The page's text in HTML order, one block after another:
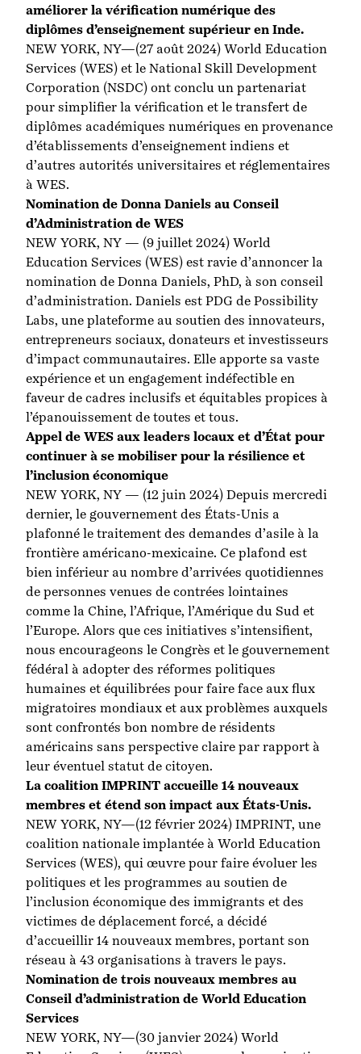
améliorer la vérification numérique des
diplômes d’enseignement supérieur en Inde.
NEW YORK, NY—(27 août 2024) World Education
Services (WES) et le National Skill Development
Corporation (NSDC) ont conclu un partenariat
pour simplifier la vérification et le transfert de
diplômes académiques numériques en provenance
d’établissements d’enseignement indiens et
d’autres autorités universitaires et réglementaires
à WES.
Nomination de Donna Daniels au Conseil
d’Administration de WES
NEW YORK, NY — (9 juillet 2024) World
Education Services (WES) est ravie d’annoncer la
nomination de Donna Daniels, PhD, à son conseil
d’administration. Daniels est PDG de Possibility
Labs, une plateforme au soutien des innovateurs,
entrepreneurs sociaux, donateurs et investisseurs
d’impact communautaires. Elle apporte sa vaste
expérience et un engagement indéfectible en
faveur de cadres inclusifs et équitables propices à
l’épanouissement de toutes et tous.
Appel de WES aux leaders locaux et d’État pour
continuer à se mobiliser pour la résilience et
l’inclusion économique
NEW YORK, NY — (12 juin 2024) Depuis mercredi
dernier, le gouvernement des États-Unis a
plafonné le traitement des demandes d’asile à la
frontière américano-mexicaine. Ce plafond est
bien inférieur au nombre d’arrivées quotidiennes
de personnes venues de contrées lointaines
comme la Chine, l’Afrique, l’Amérique du Sud et
l’Europe. Alors que ces initiatives s’intensifient,
nous encourageons le Congrès et le gouvernement
fédéral à adopter des réformes politiques
humaines et équilibrées pour faire face aux flux
migratoires mondiaux et aux problèmes auxquels
sont confrontés bon nombre de résidents
américains sans perspective claire par rapport à
leur éventuel statut de citoyen.
La coalition IMPRINT accueille 14 nouveaux
membres et étend son impact aux États-Unis.
NEW YORK, NY—(12 février 2024) IMPRINT, une
coalition nationale implantée à World Education
Services (WES), qui œuvre pour faire évoluer les
politiques et les programmes au soutien de
l’inclusion économique des immigrants et des
victimes de déplacement forcé, a décidé
d’accueillir 14 nouveaux membres, portant son
réseau à 43 organisations à travers le pays.
Nomination de trois nouveaux membres au
Conseil d’administration de World Education
Services
NEW YORK, NY—(30 janvier 2024) World